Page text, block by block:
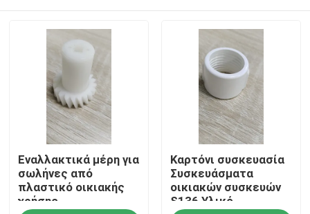
Αρχική Σελίδα
Προϊόντα
Βίντεο
Εναλλακτικά μέρη για
σωλήνες από
πλαστικό οικιακής
χρήσης
Καρτόνι συσκευασία
Συσκευάσματα
οικιακών συσκευών
S136 Υλικό